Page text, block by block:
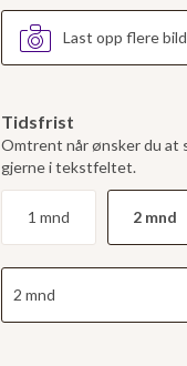
Last opp flere
Tidsfrist
Omtrent når ønsker du at
gjerne i tekstfeltet.
1 mnd 2 mnd